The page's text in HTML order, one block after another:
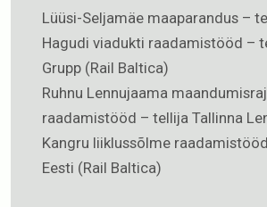
Lüüsi-Seljamäe maaparandus –
Hagudi viadukti raadamistööd –
Grupp (Rail Baltica)
Ruhnu Lennujaama
raadamistööd – tellija Tallinna
Kangru liiklussõlme
Eesti (Rail Baltica)